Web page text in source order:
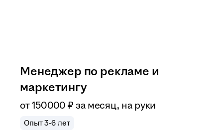
Менеджер по рекламе и
маркетингу
от150 000 ₽ за месяц, на руки
Опыт 3-6 лет